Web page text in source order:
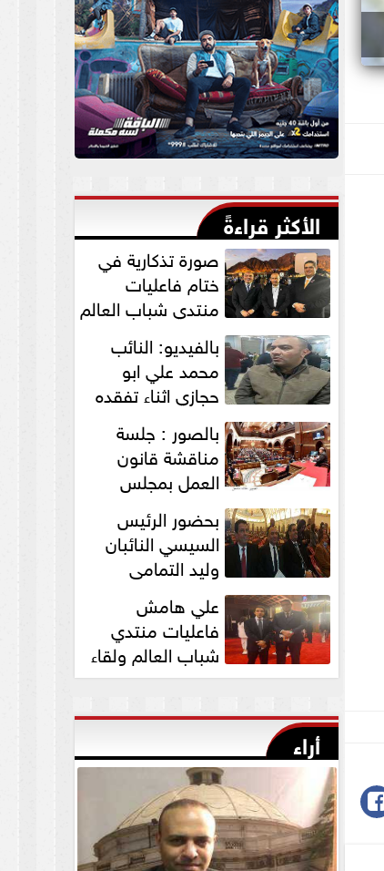
الأكثر قراءةً
صورة تذكارية في
ختام فاعليات
منتدي شباب العالم
”التمامي... بالفيديو: النائب
محمد علي ابو
حجازي اثناء تفقده
للكشف علي... بالصور : جلسة
مناقشة قانون
العمل بمجلس
المستشار عبد الوهاب...
بحضور الرئيس
السيسي النائبان
وليد التمامي
يشاركان في قداس عيد...
علي هامش
فاعليات منتدي
شباب العالم ولقاء
النائب وليد التمامي
أراء